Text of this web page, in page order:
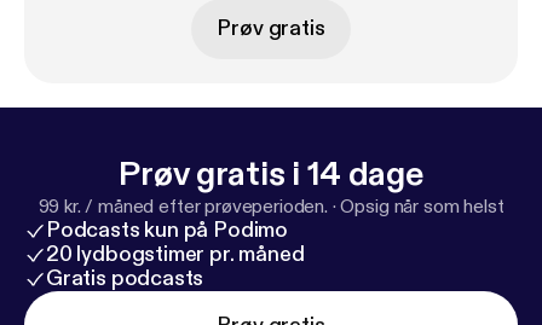
Prøv gratis
Prøv gratis i 14 dage
99 kr. / måned efter prøveperioden. ·Opsig når som helst
Podcasts kun på Podimo
20 lydbogstimer pr. måned
Gratis podcasts